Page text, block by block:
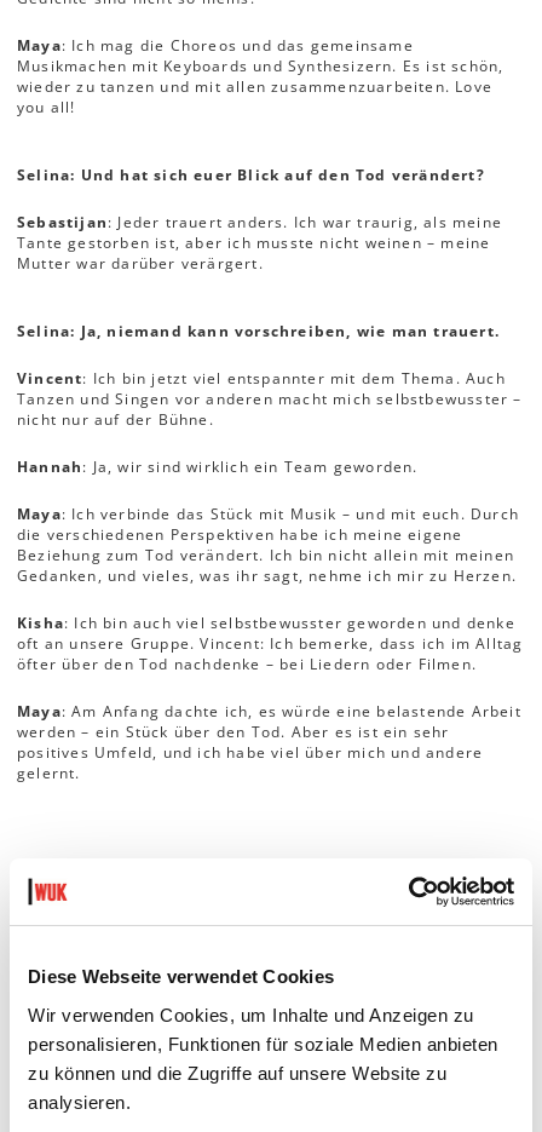
Diese Webseite verwendet Cookies
Wir verwenden Cookies, um Inhalte und Anzeigen zu
personalisieren, Funktionen für soziale Medien anbieten
zu können und die Zugriffe auf unsere Website zu
analysieren.
Maya: Ich mag die Choreos und das gemeinsame
Musikmachen mit Keyboards und Synthesizern. Es ist schön,
wieder zu tanzen und mit allen zusammenzuarbeiten. Love
you all!
Selina: Und hat sich euer Blick auf den Tod verändert?
Sebastijan: Jeder trauert anders. Ich war traurig, als meine
Tante gestorben ist, aber ich musste nicht weinen – meine
Mutter war darüber verärgert.
Selina: Ja, niemand kann vorschreiben, wie man trauert.
Vincent: Ich bin jetzt viel entspannter mit dem Thema. Auch
Tanzen und Singen vor anderen macht mich selbstbewusster –
nicht nur auf der Bühne.
Hannah: Ja, wir sind wirklich ein Team geworden.
Maya: Ich verbinde das Stück mit Musik – und mit euch. Durch
die verschiedenen Perspektiven habe ich meine eigene
Beziehung zum Tod verändert. Ich bin nicht allein mit meinen
Gedanken, und vieles, was ihr sagt, nehme ich mir zu Herzen.
Kisha: Ich bin auch viel selbstbewusster geworden und denke
oft an unsere Gruppe. Vincent: Ich bemerke, dass ich im Alltag
öfter über den Tod nachdenke – bei Liedern oder Filmen.
Maya: Am Anfang dachte ich, es würde eine belastende Arbeit
werden – ein Stück über den Tod. Aber es ist ein sehr
positives Umfeld, und ich habe viel über mich und andere
gelernt.
Laia Fabre
In der PerformanceThat it will never come again makes life so
sweetwird die Bühne – als Jugendzimmer gedacht – zu einem
gemeinsamen Raum, in dem Alltag und existenzielle Fragen
aufeinandertreffen.
Ein Stück für Erwachsene, gespielt von jungen Menschen: eine